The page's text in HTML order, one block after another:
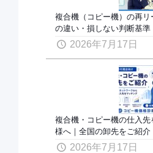
複合機（コピー機）の再
の違い・損しない判断基準
2026年7月17日
複合機・コピー機の仕入
様へ｜全国の卸先をご紹介
2026年7月17日